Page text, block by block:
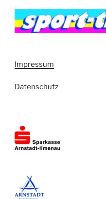
Impressum
Datenschutz